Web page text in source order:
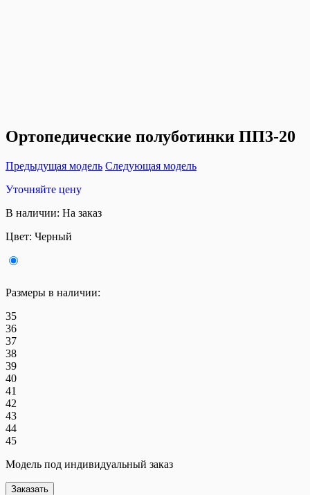
Ортопедические полуботинки ПП3-20
Предыдущая модель Следующая модель
Уточняйте цену
В наличии: На заказ
Цвет: Черный
Размеры в наличии:
35
36
37
38
39
40
41
42
43
44
45
Модель под индивидуальный заказ
Заказать